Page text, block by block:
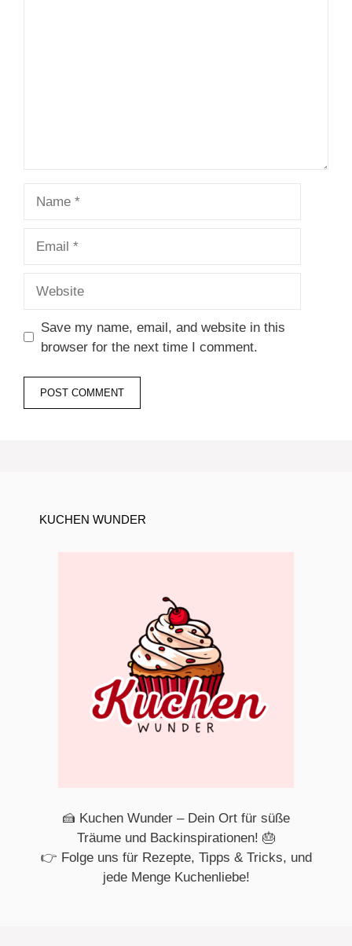
Save my name, email, and website in this
browser for the next time I comment.
KUCHEN WUNDER
🍰 Kuchen Wunder – Dein Ort für süße
Träume und Backinspirationen! 🎂
👉 Folge uns für Rezepte, Tipps & Tricks, und
jede Menge Kuchenliebe!